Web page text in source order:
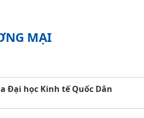
MẠI
Đại học Kinh tế Quốc Dân